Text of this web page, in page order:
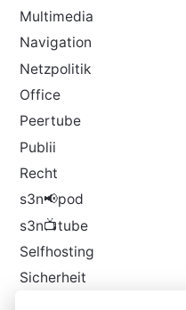
Multimedia
Navigation
Netzpolitik
Office
Peertube
Publii
Recht
s3n📢pod
s3n📺tube
Selfhosting
Sicherheit